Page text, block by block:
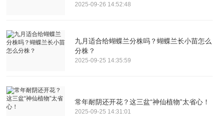
2025-09-26 14:52:48
九月适合给蝴蝶兰分株吗？蝴蝶兰长小苗怎么
分株？
2025-09-25 14:35:59
常年耐阴还开花？这三盆“神仙植物”太省心！
2025-09-25 14:31:01